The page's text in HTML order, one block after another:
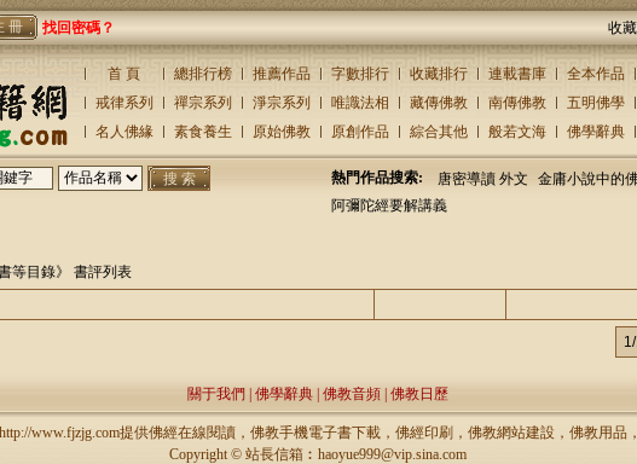
冊 找回密碼？ 收
首 頁 總排行榜 推薦作品 字數排行 收藏排行 連載書庫 全本作品
戒律系列
禪宗系列 淨宗系列 唯識法相 藏傳佛教 南傳佛教 五明佛學
名人佛緣
素食養生 原始佛教 原創作品 綜合其他 般若文海 佛學辭典
熱門作品搜索: 唐密導讀 外文 金庸小說中的
阿彌陀經要解講義
等目錄》 書評列表
關于我們 佛學辭典 佛教音頻 佛教日歷
www.fjzjg.com提供佛經在線閱讀，佛教手機電子書下載，佛經印刷，佛教網站建設，佛教用品
Copyright © 站長信箱︰haoyue999@vip.sina.com